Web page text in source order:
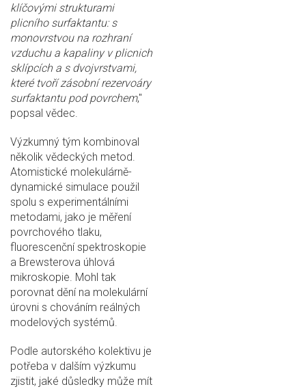
klíčovými strukturami
plicního surfaktantu: s
monovrstvou na rozhraní
vzduchu a kapaliny v plicnich
sklípcích a s dvojvrstvami,
které tvoří zásobní rezervoáry
surfaktantu pod povrchem,"
popsal vědec.
Výzkumný tým kombinoval
několik vědeckých metod.
Atomistické molekulárně-
dynamické simulace použil
spolu s experimentálními
metodami, jako je měření
povrchového tlaku,
fluorescenční spektroskopie
a Brewsterova úhlová
mikroskopie. Mohl tak
porovnat dění na molekulární
úrovni s chováním reálných
modelových systémů.
Podle autorského kolektivu je
potřeba v dalším výzkumu
zjistit, jaké důsledky může mít